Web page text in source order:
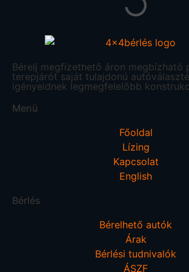
Bérelj megfizethető áron megbízható
terepjárót saját tulajdonú
igényeidnek legmegfelelőbb
Menü
Főoldal
Lízing
Kapcsolat
English
Bérlés
Bérelhető autók
Árak
Bérlési tudnivalók
ÁSZF